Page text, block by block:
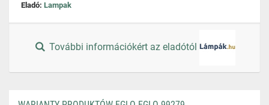
Eladó: Lampak
További információkért az eladótól